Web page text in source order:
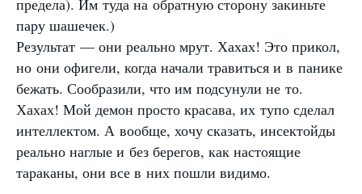
предела). Им туда на обратную сторону закиньте
пару шашечек.)
Результат — они реально мрут. Хахах! Это прикол,
но они офигели, когда начали травиться и в панике
бежать. Сообразили, что им подсунули не то.
Хахах! Мой демон просто красава, их тупо сделал
интеллектом. А вообще, хочу сказать, инсектойды
реально наглые и без берегов, как настоящие
тараканы, они все в них пошли видимо.